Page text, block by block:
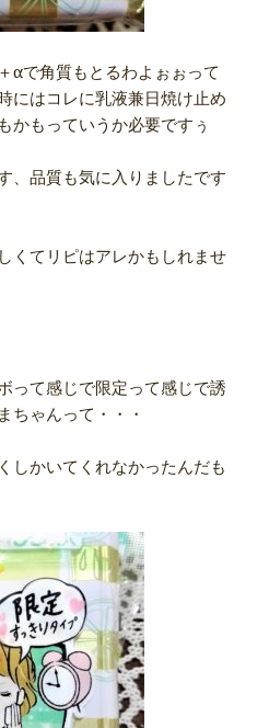
αで角質もとるわよぉぉって
にはコレに乳液兼日焼け止め
かもっていうか必要ですぅ
、品質も気に入りましたです
くてリピはアレかもしれませ
って感じで限定って感じで誘
ちゃんって・・・
しかいてくれなかったんだも